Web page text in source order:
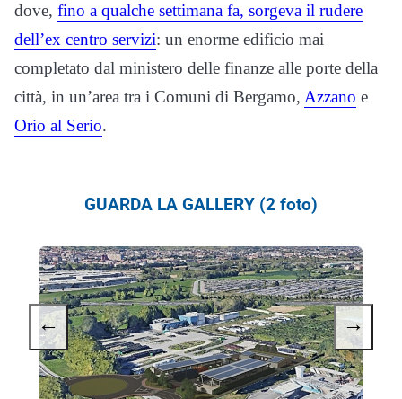
dove, fino a qualche settimana fa, sorgeva il rudere
dell’ex centro servizi: un enorme edificio mai
completato dal ministero delle finanze alle porte della
città, in un’area tra i Comuni di Bergamo, Azzano e
Orio al Serio.
GUARDA LA GALLERY (2 foto)
← →